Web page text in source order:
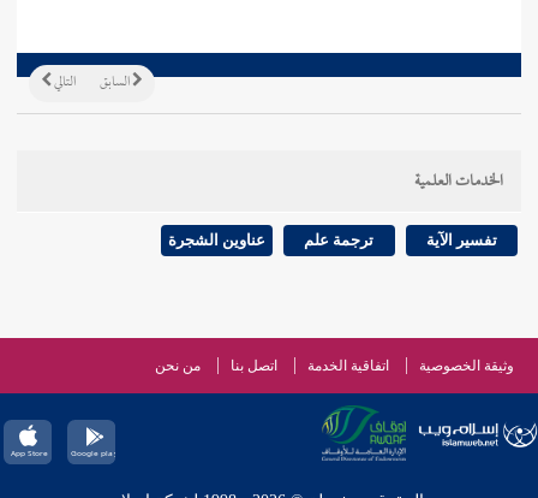
التالي السابق
الخدمات العلمية
تفسير الآية ترجمة علم عناوين الشجرة
وثيقة الخصوصية اتفاقية الخدمة اتصل بنا من نحن